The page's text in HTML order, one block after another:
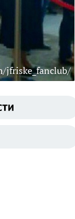
jfriske_fanclub/